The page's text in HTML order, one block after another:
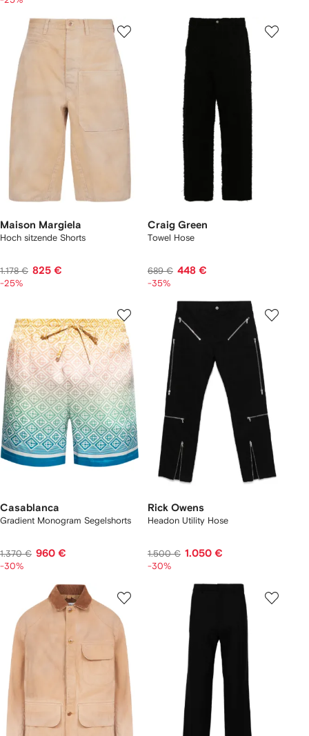
Maison Margiela
Hoch sitzende Shorts
1.178 € 825 €
-25%
Craig Green
Towel Hose
689 € 448 €
-35%
Casablanca
Gradient Monogram Segelshorts
1.370 € 960 €
-30%
Rick Owens
Headon Utility Hose
1.500 € 1.050 €
-30%